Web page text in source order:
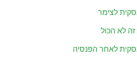
לצימר
לא הכול
לאחר הפנסיה